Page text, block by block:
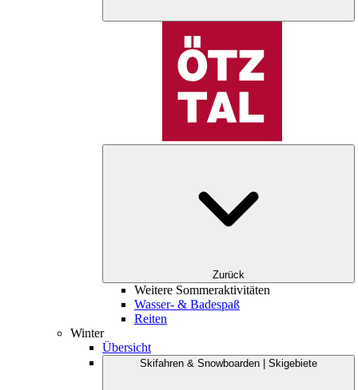
Zurück
Weitere Sommeraktivitäten
Wasser- & Badespaß
Reiten
Winter
Übersicht
Skifahren & Snowboarden | Skigebiete